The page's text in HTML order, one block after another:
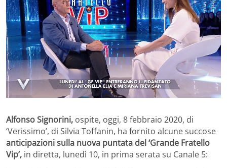
Alfonso Signorini, ospite, oggi, 8 febbraio 2020, di
‘Verissimo’, di Silvia Toffanin, ha fornito alcune succose
anticipazioni sulla nuova puntata del ‘Grande Fratello
Vip’, in diretta, lunedì 10, in prima serata su Canale 5: